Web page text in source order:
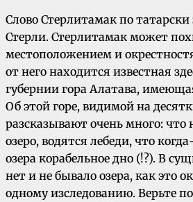
Слово Стерлитамак по татарски
Стерли. Стерлитамак может
местоположением и
от него находится известная
губернии гора Алатава,
Об этой горе, видимой на
разсказывают очень много: что
озеро, водятся лебеди, что
озера корабельное дно (!?). В
нет и не бывало озера, как это
одному изследованию. Верьте